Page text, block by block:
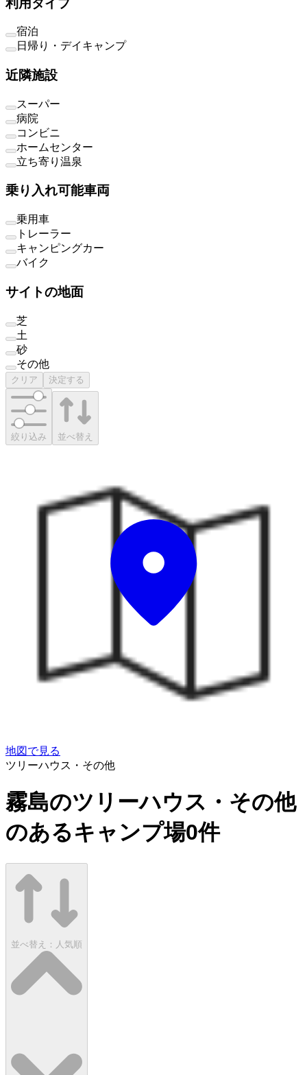
宿泊
日帰り・デイキャンプ
近隣施設
スーパー
病院
コンビニ
ホームセンター
立ち寄り温泉
乗り入れ可能車両
乗用車
トレーラー
キャンピングカー
バイク
サイトの地面
芝
土
砂
その他
クリア 決定する
絞り込み 並べ替え
地図で見る
ツリーハウス・その他
霧島のツリーハウス・その他
のあるキャンプ場0件
並べ替え： 人気順